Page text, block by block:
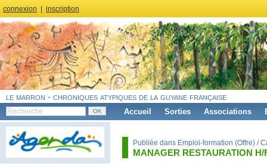
connexion inscription
le marron - chroniques atypiques de la guyane française
Accueil Sorties Associations
Publiée dans Emploi-formation (Offre) /
MANAGER RESTAURATION H/